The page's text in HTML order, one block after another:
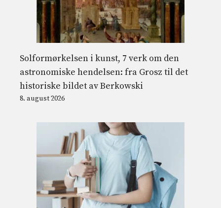
Solformørkelsen i kunst, 7 verk om den
astronomiske hendelsen: fra Grosz til det
historiske bildet av Berkowski
8. august 2026